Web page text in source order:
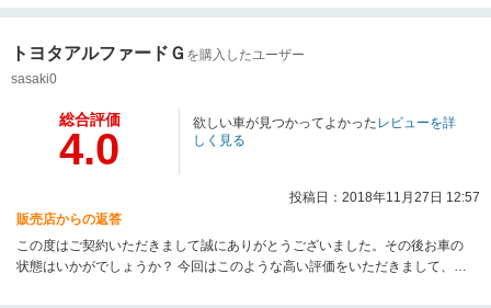
トヨタアルファードＧ を購入したユーザー
sasaki0
総合評価
4.0
欲しい車が見つかってよかったレビューを詳
しく見る
投稿日：2018年11月27日 12:57
販売店からの返答
この度はご契約いただきまして誠にありがとうございました。その後お車の
状態はいかがでしょうか？ 今回はこのような高い評価をいただきまして、社